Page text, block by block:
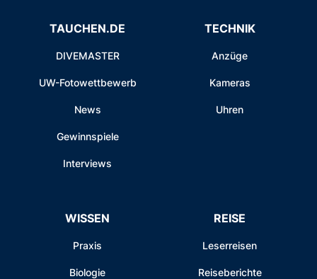
TAUCHEN.DE
DIVEMASTER
UW-Fotowettbewerb
News
Gewinnspiele
Interviews
TECHNIK
Anzüge
Kameras
Uhren
WISSEN
Praxis
Biologie
REISE
Leserreisen
Reiseberichte